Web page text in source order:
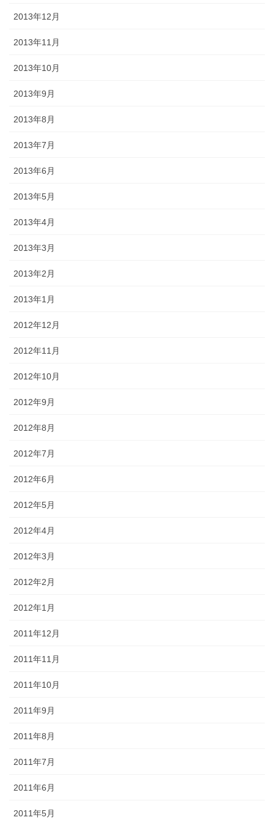
2013年12月
2013年11月
2013年10月
2013年9月
2013年8月
2013年7月
2013年6月
2013年5月
2013年4月
2013年3月
2013年2月
2013年1月
2012年12月
2012年11月
2012年10月
2012年9月
2012年8月
2012年7月
2012年6月
2012年5月
2012年4月
2012年3月
2012年2月
2012年1月
2011年12月
2011年11月
2011年10月
2011年9月
2011年8月
2011年7月
2011年6月
2011年5月